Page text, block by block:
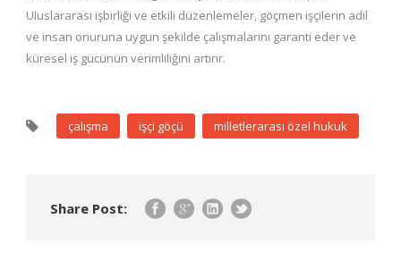
Uluslararası işbirliği ve etkili düzenlemeler, göçmen işçilerin adil
ve insan onuruna uygun şekilde çalışmalarını garanti eder ve
küresel iş gücünün verimliliğini artırır.
çalışma işçi göçü milletlerarası özel hukuk
Share Post: